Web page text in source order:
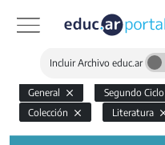
Incluir Archivo educ.ar
General Segundo Ciclo
Colección
Literatura